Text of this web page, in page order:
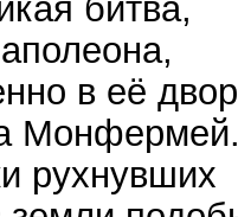
битва,
в её
рухнувших